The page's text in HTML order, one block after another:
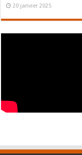
20 janvier 2025